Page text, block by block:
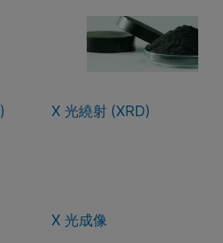
X 光繞射 (XRD)
X 光成像